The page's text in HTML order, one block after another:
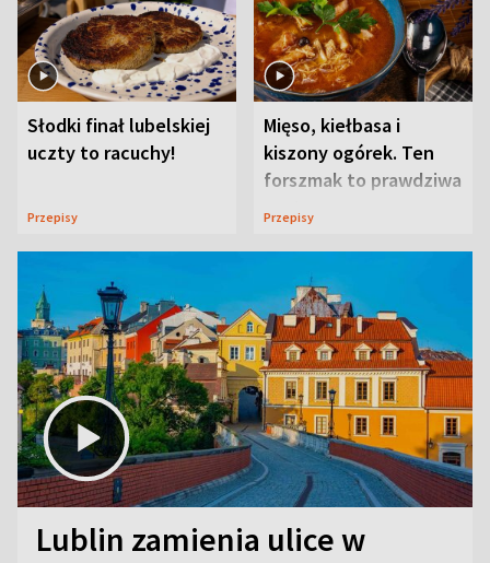
Słodki finał lubelskiej
uczty to racuchy!
Przepisy
Mięso, kiełbasa i
kiszony ogórek. Ten
forszmak to prawdziwa
uczta
Przepisy
Lublin zamienia ulice w